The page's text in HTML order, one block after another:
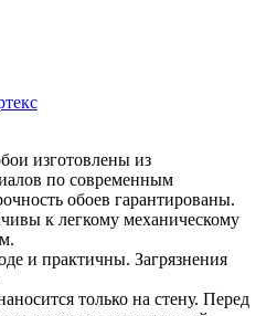
изготовлены из
по современным
обоев гарантированы.
к легкому механическому
и практичны. Загрязнения
только на стену. Перед